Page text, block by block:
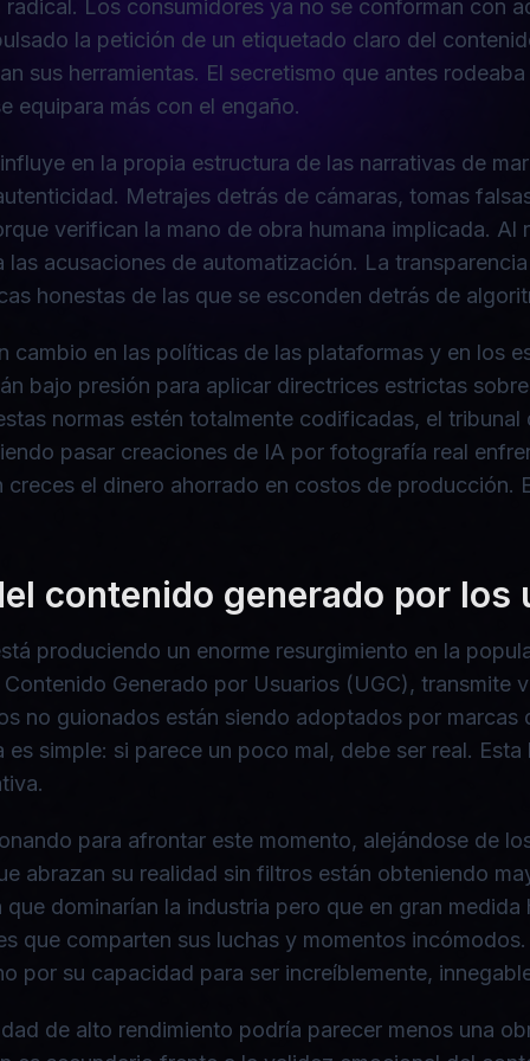
Los consumidores ya no se conforman con
la petición de un etiquetado claro del
sus herramientas. El secretismo que antes
equipara más con el engaño.
en la propia estructura de las narrativas de
Metrajes detrás de cámaras, tomas
verifican la mano de obra humana implicada.
acusaciones de automatización. La
honestas de las que se esconden detrás de
cambio en las políticas de las plataformas y en los
bajo presión para aplicar directrices estrictas
normas estén totalmente codificadas, el
pasar creaciones de IA por fotografía real
el dinero ahorrado en costos de producción.
contenido generado por los
produciendo un enorme resurgimiento en la
Generado por Usuarios (UGC), transmite
no guionados están siendo adoptados por
simple: si parece un poco mal, debe ser real.
para afrontar este momento, alejándose de
abrazan su realidad sin filtros están obteniendo
dominarían la industria pero que en gran
que comparten sus luchas y momentos
por su capacidad para ser increíblemente,
de alto rendimiento podría parecer menos una